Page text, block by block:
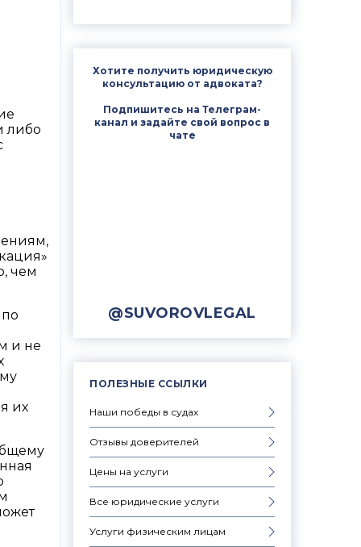
Хотите получить юридическую
консультацию от адвоката?
Подпишитесь на Телеграм-
канал и задайте свой вопрос в
чате
@SUVOROVLEGAL
ПОЛЕЗНЫЕ ССЫЛКИ
Наши победы в судах
Отзывы доверителей
Цены на услуги
Все юридические услуги
Услуги физическим лицам
либо
чем
и не
их